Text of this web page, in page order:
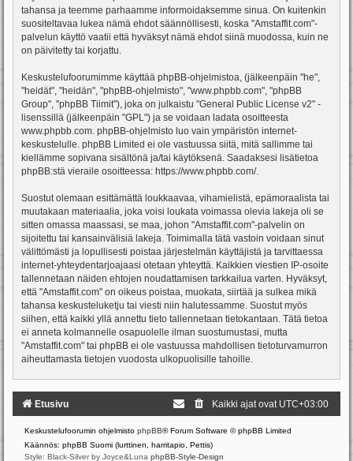
tahansa ja teemme parhaamme informoidaksemme sinua. On kuitenkin
suositeltavaa lukea nämä ehdot säännöllisesti, koska "Amstaffit.com"-
palvelun käyttö vaatii että hyväksyt nämä ehdot siinä muodossa, kuin ne
on päivitetty tai korjattu.
Keskustelufoorumimme käyttää phpBB-ohjelmistoa, (jälkeenpäin "he",
"heidät", "heidän", "phpBB-ohjelmisto", "www.phpbb.com", "phpBB
Group", "phpBB Tiimit"), joka on julkaistu "General Public License v2" -
lisenssillä (jälkeenpäin "GPL") ja se voidaan ladata osoitteesta
www.phpbb.com. phpBB-ohjelmisto luo vain ympäristön internet-
keskustelulle. phpBB Limited ei ole vastuussa siitä, mitä sallimme tai
kiellämme sopivana sisältönä ja/tai käytöksenä. Saadaksesi lisätietoa
phpBB:stä vieraile osoitteessa: https://www.phpbb.com/.
Suostut olemaan esittämättä loukkaavaa, vihamielistä, epämoraalista tai
muutakaan materiaalia, joka voisi loukata voimassa olevia lakeja oli se
sitten omassa maassasi, se maa, johon "Amstaffit.com"-palvelin on
sijoitettu tai kansainvälisiä lakeja. Toimimalla tätä vastoin voidaan sinut
välittömästi ja lopullisesti poistaa järjestelmän käyttäjistä ja tarvittaessa
internet-yhteydentarjoajaasi otetaan yhteyttä. Kaikkien viestien IP-osoite
tallennetaan näiden ehtojen noudattamisen tarkkailua varten. Hyväksyt,
että "Amstaffit.com" on oikeus poistaa, muokata, siirtää ja sulkea mikä
tahansa keskusteluketju tai viesti niin halutessamme. Suostut myös
siihen, että kaikki yllä annettu tieto tallennetaan tietokantaan. Tätä tietoa
ei anneta kolmannelle osapuolelle ilman suostumustasi, mutta
"Amstaffit.com" tai phpBB ei ole vastuussa mahdollisen tietoturvamurron
aiheuttamasta tietojen vuodosta ulkopuolisille tahoille.
Etusivu Kaikki ajat ovat UTC+03:00
Keskustelufoorumin ohjelmisto phpBB® Forum Software © phpBB Limited
Käännös: phpBB Suomi (lurttinen, harritapio, Pettis)
Style: Black-Silver by Joyce&Luna phpBB-Style-Design